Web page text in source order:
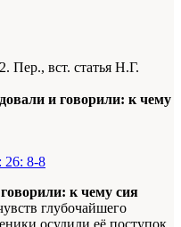
Пер., вст. статья Н.Г.
и говорили: к чему
8-8
к чему сия
глубочайшего